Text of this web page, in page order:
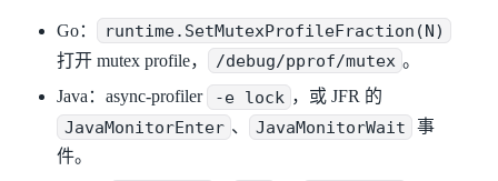
Go： runtime.SetMutexProfileFraction(N)
打开 mutex profile， /debug/pprof/mutex 。
Java：async-profiler
-e lock ，或 JFR 的
JavaMonitorEnter 、 JavaMonitorWait
事
件。